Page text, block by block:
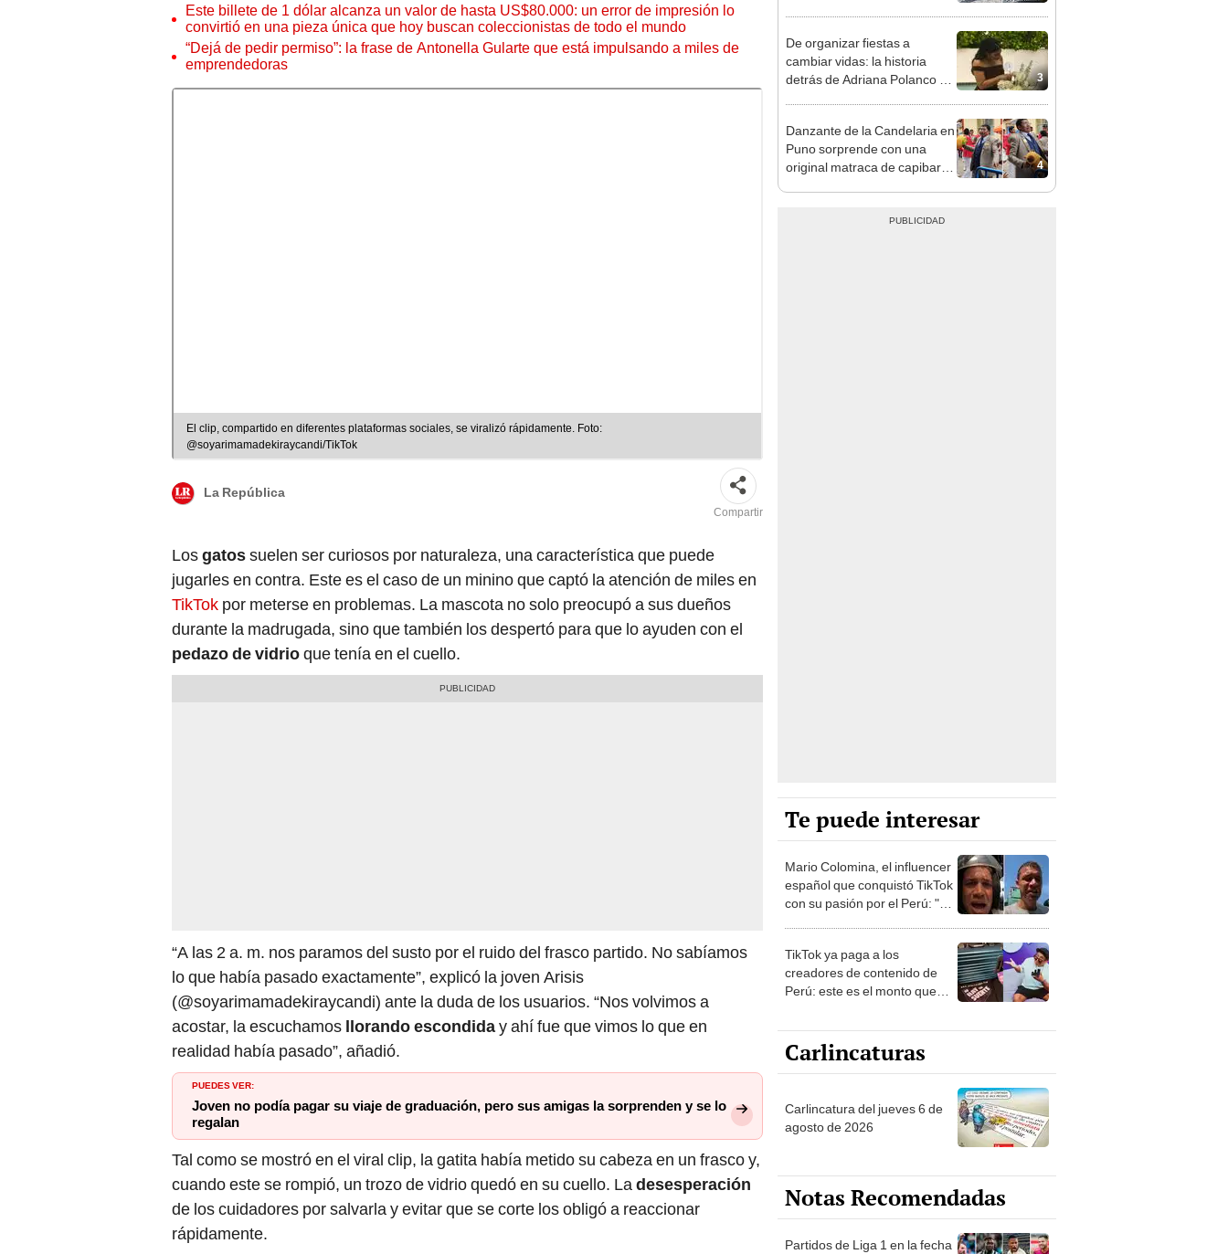
Este billete de 1 dólar alcanza un valor de hasta US$80.000: un error de impresión lo
convirtió en una pieza única que hoy buscan coleccionistas de todo el mundo
“Dejá de pedir permiso”: la frase de Antonella Gularte que está impulsando a miles de
emprendedoras
El clip, compartido en diferentes plataformas sociales, se viralizó rápidamente. Foto:
@soyarimamadekiraycandi/TikTok
La República
Compartir
Losgatossuelen ser curiosos por naturaleza, una característica que puede
jugarles en contra. Este es el caso de un minino que captó la atención de miles en
TikTok por meterse en problemas. La mascota no solo preocupó a sus dueños
durante la madrugada, sino que también los despertó para que lo ayuden con el
pedazo de vidrioque tenía en el cuello.
“A las 2 a. m. nos paramos del susto por el ruido del frasco partido. No sabíamos
lo que había pasado exactamente”, explicó la joven Arisis
(@soyarimamadekiraycandi) ante la duda de los usuarios. “Nos volvimos a
acostar, la escuchamos llorando escondiday ahí fue que vimos lo que en
realidad había pasado”, añadió.
PUEDES VER:
Joven no podía pagar su viaje de graduación, pero sus amigas la sorprenden y se lo
regalan
Tal como se mostró en el viral clip, la gatita había metido su cabeza en un frasco y,
cuando este se rompió, un trozo de vidrio quedó en su cuello. La desesperación
de los cuidadores por salvarla y evitar que se corte los obligó a reaccionar
rápidamente.
3
De organizar fiestas a
cambiar vidas: la historia
detrás de Adriana Polanco y
4
Danzante de la Candelaria en
Puno sorprende con una
original matraca de capibara:
Te puede interesar
Mario Colomina, el influencer
español que conquistó TikTok
con su pasión por el Perú: "Mi
TikTok ya paga a los
creadores de contenido de
Perú: este es el monto que
1.000 vistas
Carlincaturas
Carlincatura del jueves 6 de
agosto de 2026
Notas Recomendadas
Partidos de Liga 1 en la fecha